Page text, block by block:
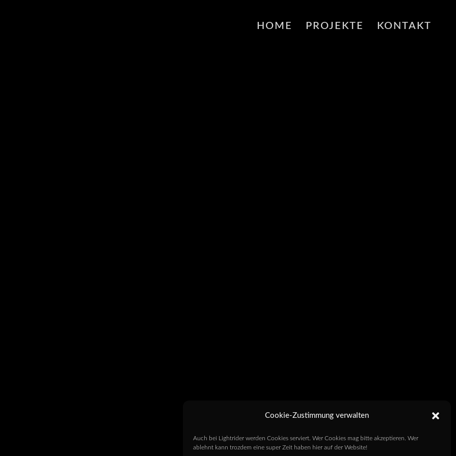
Cookie-Zustimmung verwalten
Auch bei Lightrider werden Cookies serviert. Wer Cookies mag bitte akzeptieren. Wer
ablehnt kann trozdem eine super Zeit haben hier auf der Website!
HOME PROJEKTE KONTAKT